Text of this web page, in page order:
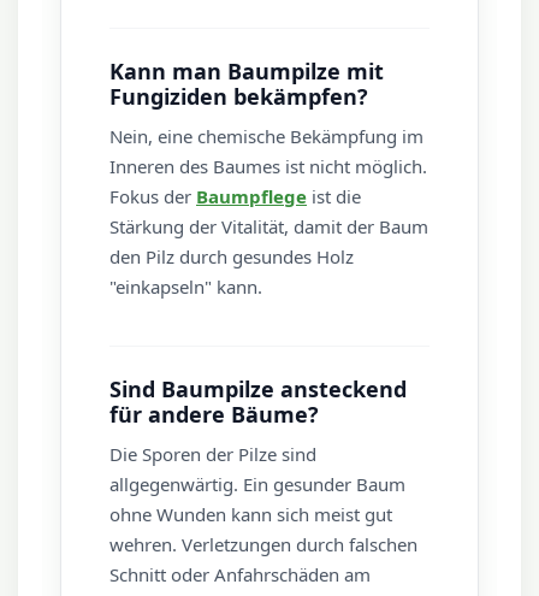
Kann man Baumpilze mit
Fungiziden bekämpfen?
Nein, eine chemische Bekämpfung im
Inneren des Baumes ist nicht möglich.
Fokus der Baumpflege ist die
Stärkung der Vitalität, damit der Baum
den Pilz durch gesundes Holz
"einkapseln" kann.
Sind Baumpilze ansteckend
für andere Bäume?
Die Sporen der Pilze sind
allgegenwärtig. Ein gesunder Baum
ohne Wunden kann sich meist gut
wehren. Verletzungen durch falschen
Schnitt oder Anfahrschäden am